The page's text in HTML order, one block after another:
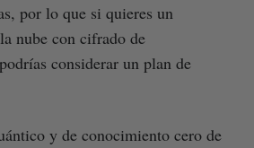
por lo que si quieres un
nube con cifrado de
considerar un plan de
y de conocimiento cero de